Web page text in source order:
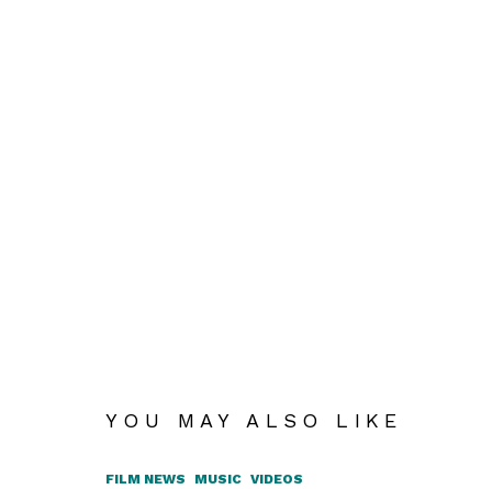
YOU MAY ALSO LIKE
FILM NEWS MUSIC VIDEOS